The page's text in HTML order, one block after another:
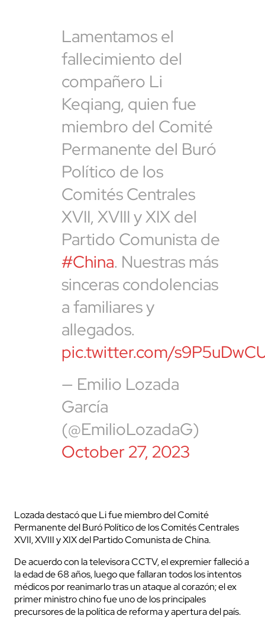
Lamentamos el
fallecimiento del
compañero Li
Keqiang, quien fue
miembro del Comité
Permanente del Buró
Político de los
Comités Centrales
XVII, XVIII y XIX del
Partido Comunista de
#China. Nuestras más
sinceras condolencias
a familiares y
allegados.
pic.twitter.com/
— Emilio Lozada
García
(@EmilioLozadaG)
October 27, 2023
Lozada destacó que Li fue miembro del Comité
Permanente del Buró Político de los Comités Centrales
XVII, XVIII y XIX del Partido Comunista de China.
De acuerdo con la televisora CCTV, el expremier falleció a
la edad de 68 años, luego que fallaran todos los intentos
médicos por reanimarlo tras un ataque al corazón; el ex
primer ministro chino fue uno de los principales
precursores de la política de reforma y apertura del país.